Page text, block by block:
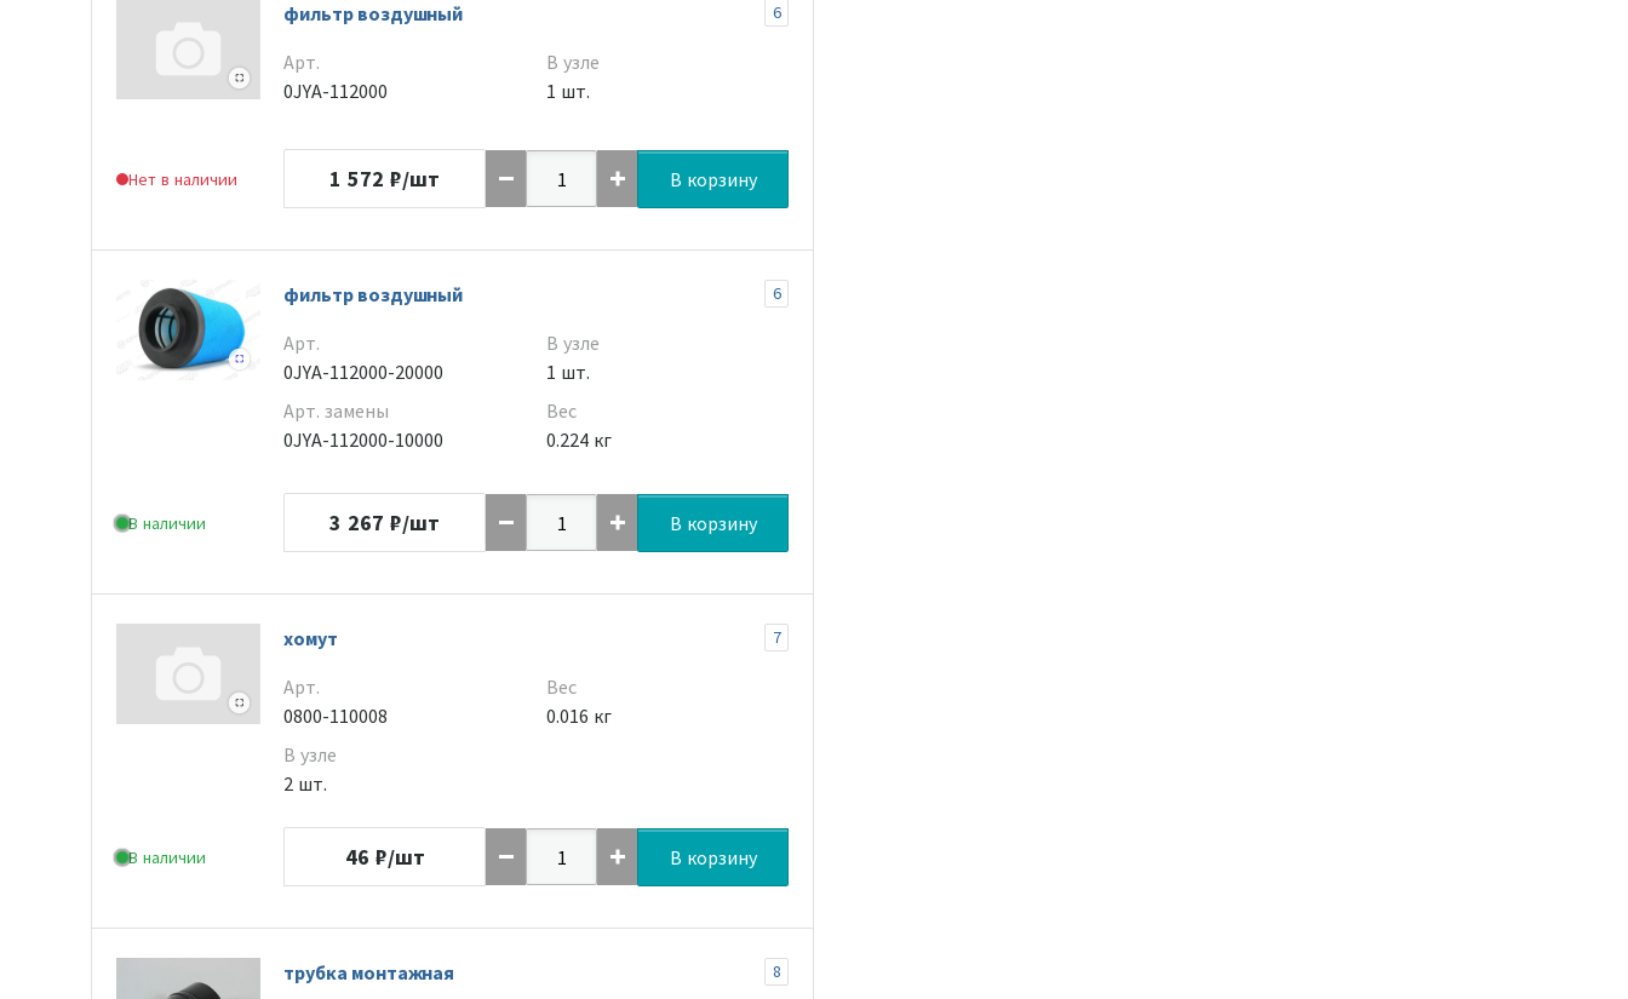
Нет в наличии
фильтр воздушный 6
Арт.
0JYA-112000
В узле
1 шт.
1 572 ₽/шт В корзину
В наличии
фильтр воздушный 6
Арт.
0JYA-112000-20000
Арт. замены
0JYA-112000-10000
В узле
1 шт.
Вес
0.224 кг
3 267 ₽/шт В корзину
В наличии
хомут 7
Арт.
0800-110008
В узле
2 шт.
Вес
0.016 кг
46 ₽/шт В корзину
трубка монтажная 8